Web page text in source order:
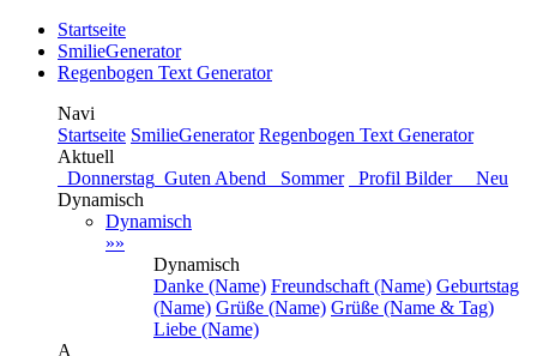
Startseite
SmilieGenerator
Regenbogen Text Generator
Navi
Startseite SmilieGenerator Regenbogen Text Generator
Aktuell
Donnerstag Guten Abend Sommer
Profil Bilder Neu
Dynamisch
Dynamisch
»»
Dynamisch
Danke (Name) Freundschaft (Name) Geburtstag
(Name) Grüße (Name) Grüße (Name & Tag)
Liebe (Name)
A